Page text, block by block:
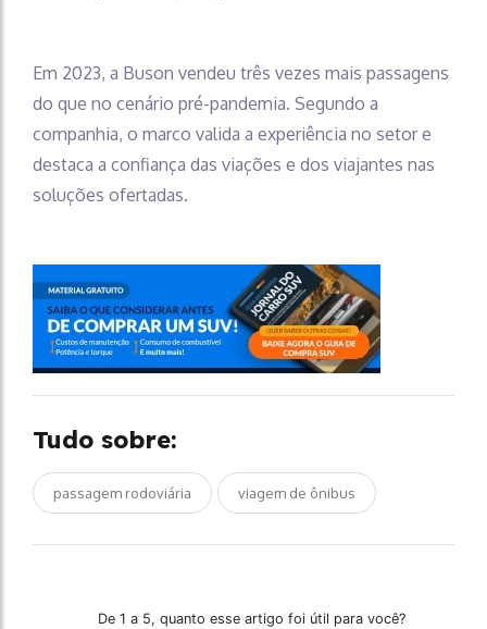
Em 2023, a Buson vendeu três vezes mais passagens
do que no cenário pré-pandemia. Segundo a
companhia, o marco valida a experiência no setor e
destaca a confiança das viações e dos viajantes nas
soluções ofertadas.
Tudo sobre:
passagem rodoviária viagem de ônibus
De 1 a 5, quanto esse artigo foi útil para você?